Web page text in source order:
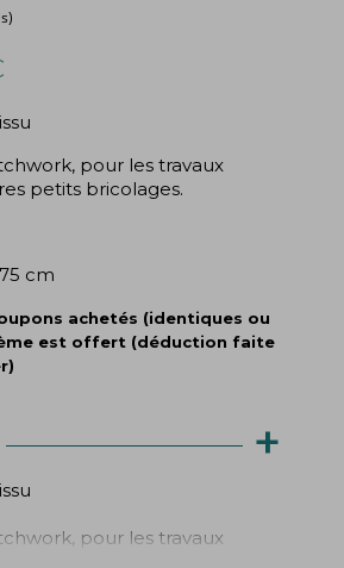
avis)
pour les travaux
petits bricolages.
cm
achetés (identiques ou
est offert (déduction faite
+
pour les travaux